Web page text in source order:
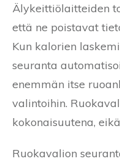
Älykeittiölaitteiden
että ne poistavat
Kun kalorien
seuranta
enemmän itse
valintoihin.
kokonaisuutena,
Ruokavalion